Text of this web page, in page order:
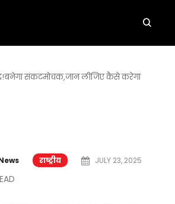
संकटमोचक,जान लीजिए कैसे करेगा
राष्ट्रीय
JULY 23, 2025